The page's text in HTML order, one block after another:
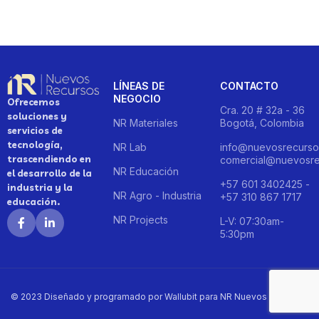
Ofrecemos
soluciones y
servicios de
tecnología,
trascendiendo en
el desarrollo de la
industria y la
educación.
LÍNEAS DE
NEGOCIO
NR Materiales
NR Lab
NR Educación
NR Agro - Industria
NR Projects
CONTACTO
Cra. 20 # 32a - 36
Bogotá, Colombia
+57 601 3402425 -
+57 310 867 1717
L-V: 07:30am-
5:30pm
© 2023 Diseñado y programado por Wallubit para NR Nuevos Recursos